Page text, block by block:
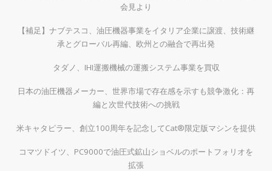
会見より
【補足】ナブテスコ、油圧機器事業をイタリア企業に譲渡、技術継
承とグローバル再編、欧州との融合で再出発
タダノ、IHI運搬機械の運搬システム事業を買収
日本の油圧機器メーカー、世界市場で存在感を示すも競争激化：再
編と次世代技術への挑戦
米キャタピラー、創立100周年を記念してCat®限定版マシンを提供
コマツドイツ、PC9000で油圧式鉱山ショベルのポートフォリオを
拡張